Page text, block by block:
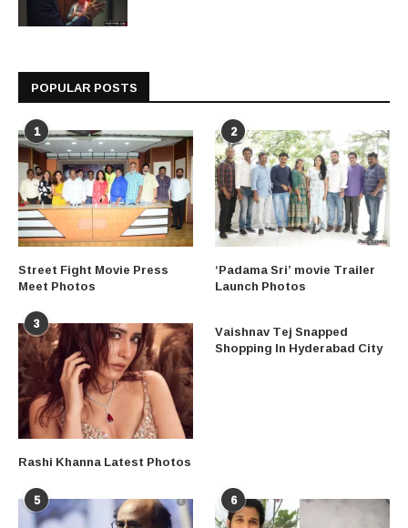
POPULAR POSTS
1
Street Fight Movie Press
Meet Photos
2
‘Padama Sri’ movie Trailer
Launch Photos
3
Rashi Khanna Latest Photos
Vaishnav Tej Snapped
Shopping In Hyderabad City
5 6